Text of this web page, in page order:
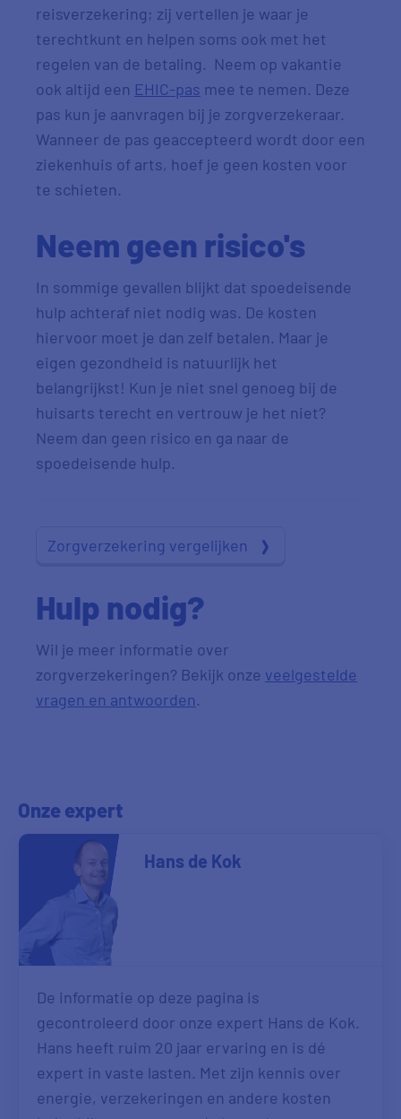
reisverzekering; zij vertellen je waar je
terechtkunt en helpen soms ook met het
regelen van de betaling. Neem op vakantie
ook altijd een EHIC-pas mee te nemen. Deze
pas kun je aanvragen bij je zorgverzekeraar.
Wanneer de pas geaccepteerd wordt door een
ziekenhuis of arts, hoef je geen kosten voor
te schieten.
Neem geen risico's
In sommige gevallen blijkt dat spoedeisende
hulp achteraf niet nodig was. De kosten
hiervoor moet je dan zelf betalen. Maar je
eigen gezondheid is natuurlijk het
belangrijkst! Kun je niet snel genoeg bij de
huisarts terecht en vertrouw je het niet?
Neem dan geen risico en ga naar de
spoedeisende hulp.
Zorgverzekering vergelijken
Hulp nodig?
Wil je meer informatie over
zorgverzekeringen? Bekijk onze veelgestelde
vragen en antwoorden.
Onze expert
Hans de Kok
De informatie op deze pagina is
gecontroleerd door onze expert Hans de Kok.
Hans heeft ruim 20 jaar ervaring en is dé
expert in vaste lasten. Met zijn kennis over
energie, verzekeringen en andere kosten